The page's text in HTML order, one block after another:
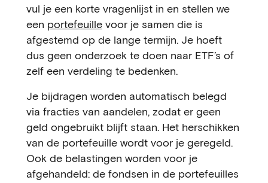
vul je een korte vragenlijst in en stellen we
een portefeuille voor je samen die is
afgestemd op de lange termijn. Je hoeft
dus geen onderzoek te doen naar ETF’s of
zelf een verdeling te bedenken.
Je bijdragen worden automatisch belegd
via fracties van aandelen, zodat er geen
geld ongebruikt blijft staan. Het herschikken
van de portefeuille wordt voor je geregeld.
Ook de belastingen worden voor je
afgehandeld: de fondsen in de portefeuilles